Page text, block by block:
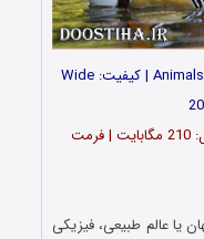
والپیپرهای زیبا از حیوانات Animals Wallpapers | کیفیت: Wide
رزولوشن تصویر: Ultra HD | حجم فایل: 210 مگابایت | فرمت
یا عالم طبیعی، فیزیکی